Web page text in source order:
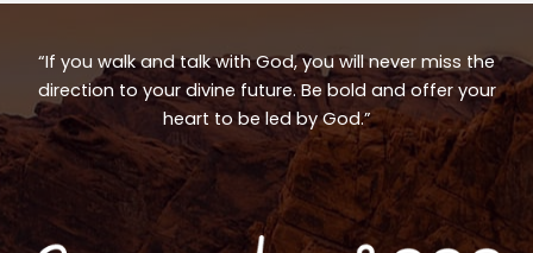
“If you walk and talk with God, you will never miss the
direction to your divine future. Be bold and offer your
heart to be led by God.”